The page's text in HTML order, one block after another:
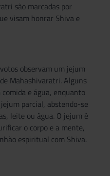
são marcadas por
visam honrar Shiva e
observam um jejum
Mahashivaratri. Alguns
e água, enquanto
parcial, abstendo-se
leite ou água. O jejum é
o corpo e a mente,
espiritual com Shiva.